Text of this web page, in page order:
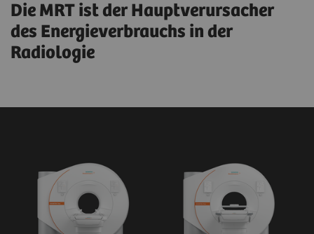
Die MRT ist der Hauptverursacher
des Energieverbrauchs in der
Radiologie